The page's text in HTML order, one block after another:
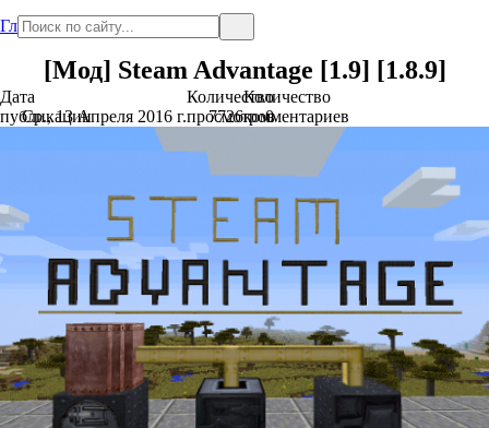
Главная
[Мод] Steam Advantage [1.9] [1.8.9]
Дата
публикации
Ср., 13 Апреля 2016 г.
Количество
просмотров
7726
Количество
комментариев
0